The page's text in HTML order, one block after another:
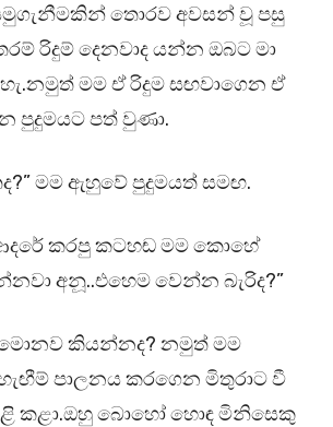
තොරව අවසන් වූ පසු
රිදුම් දෙනවාද යන්න ඔබට මා
මම ඒ රිදුම සඟවාගෙන ඒ
පුදුමයට පත් වුණා.
මම ඇහුවේ පුදුමයත් සමඟ.
කරපු කටහඬ මම කොහේ
අනූ..එහෙම වෙන්න බැරිද?”
මොනව කියන්නද? නමුත් මම
පාලනය කරගෙන මිතුරාට වී
කළා.ඔහු බොහෝ හොඳ මිනිසෙකු